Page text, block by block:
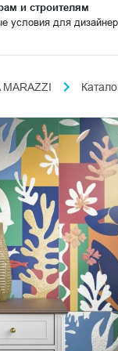
и строителям
условия для
MARAZZI